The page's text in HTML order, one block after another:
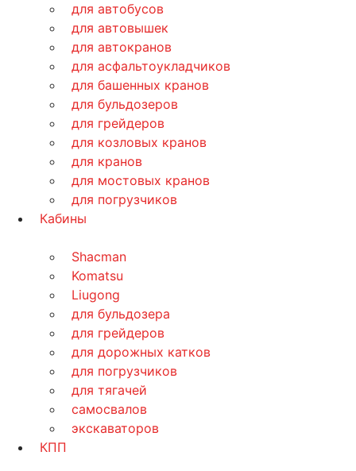
для автобусов
для автовышек
для автокранов
для асфальтоукладчиков
для башенных кранов
для бульдозеров
для грейдеров
для козловых кранов
для кранов
для мостовых кранов
для погрузчиков
Кабины
Shacman
Komatsu
Liugong
для бульдозера
для грейдеров
для дорожных катков
для погрузчиков
для тягачей
самосвалов
экскаваторов
КПП